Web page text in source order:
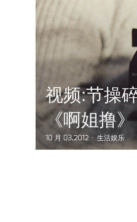
视频:节操
《啊姐撸》
10 月 03,2012 生活娱乐